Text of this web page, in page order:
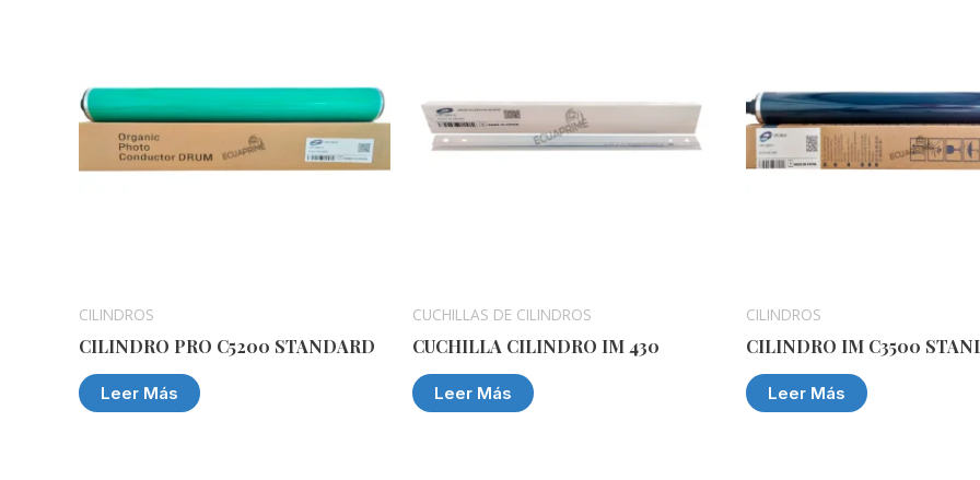
CILINDROS
CILINDRO PRO C5200 STANDARD
Leer Más
CUCHILLAS DE CILINDROS
CUCHILLA CILINDRO IM 430
Leer Más
CILINDROS
CILINDRO IM C3500
Leer Más